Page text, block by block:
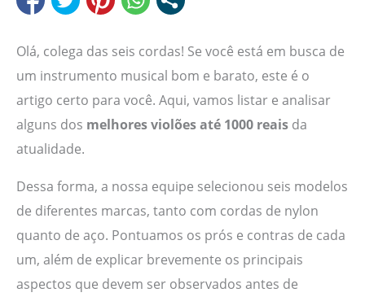
Olá, colega das seis cordas! Se você está em busca de
um instrumento musical bom e barato, este é o
artigo certo para você. Aqui, vamos listar e analisar
alguns dos melhores violões até 1000 reais da
atualidade.
Dessa forma, a nossa equipe selecionou seis modelos
de diferentes marcas, tanto com cordas de nylon
quanto de aço. Pontuamos os prós e contras de cada
um, além de explicar brevemente os principais
aspectos que devem ser observados antes de